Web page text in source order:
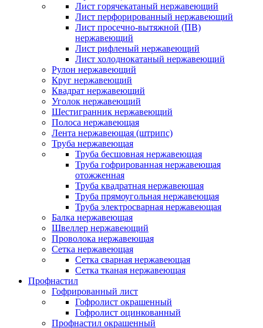
Лист горячекатаный нержавеющий
Лист перфорированный нержавеющий
Лист просечно-вытяжной (ПВ)
нержавеющий
Лист рифленый нержавеющий
Лист холоднокатаный нержавеющий
Рулон нержавеющий
Круг нержавеющий
Квадрат нержавеющий
Уголок нержавеющий
Шестигранник нержавеющий
Полоса нержавеющая
Лента нержавеющая (штрипс)
Труба нержавеющая
Труба бесшовная нержавеющая
Труба гофрированная нержавеющая
отожженная
Труба квадратная нержавеющая
Труба прямоугольная нержавеющая
Труба электросварная нержавеющая
Балка нержавеющая
Швеллер нержавеющий
Проволока нержавеющая
Сетка нержавеющая
Сетка сварная нержавеющая
Сетка тканая нержавеющая
Профнастил
Гофрированный лист
Гофролист окрашенный
Гофролист оцинкованный
Профнастил окрашенный